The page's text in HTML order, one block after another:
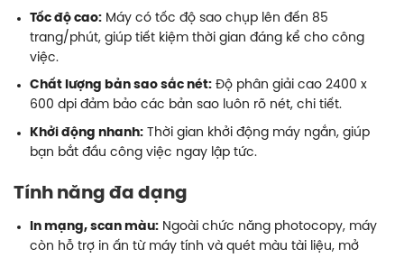
Tốc độ cao: Máy có tốc độ sao chụp lên đến 85
trang/phút, giúp tiết kiệm thời gian đáng kể cho công
việc.
Chất lượng bản sao sắc nét: Độ phân giải cao 2400 x
600 dpi đảm bảo các bản sao luôn rõ nét, chi tiết.
Khởi động nhanh: Thời gian khởi động máy ngắn, giúp
bạn bắt đầu công việc ngay lập tức.
Tính năng đa dạng
In mạng, scan màu: Ngoài chức năng photocopy, máy
còn hỗ trợ in ấn từ máy tính và quét màu tài liệu, mở